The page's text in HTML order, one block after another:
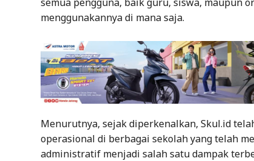
menggunakannya di mana saja.
Menurutnya, sejak diperkenalkan, Skul.id
operasional di berbagai sekolah yang telah
administratif menjadi salah satu dampak